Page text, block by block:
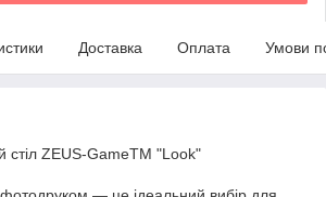
Доставка Оплата Умови
стіл ZEUS-GameTM "Look"